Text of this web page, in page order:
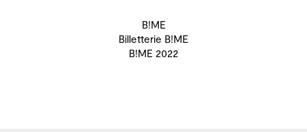
B!ME
Billetterie B!ME
B!ME 2022